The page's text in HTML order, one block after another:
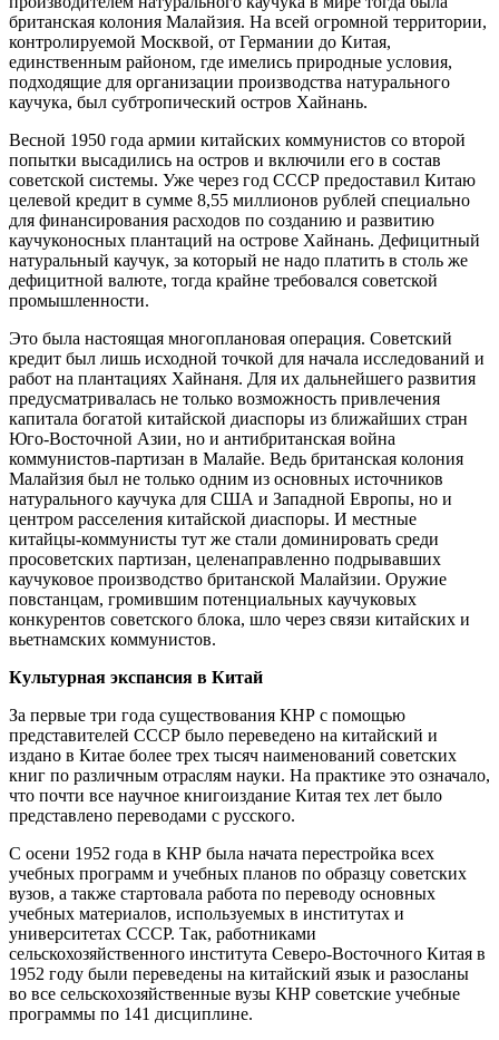
британская колония Малайзия. На всей огромной территории,
контролируемой Москвой, от Германии до Китая,
единственным районом, где имелись природные условия,
подходящие для организации производства натурального
каучука, был субтропический остров Хайнань.
Весной 1950 года армии китайских коммунистов со второй
попытки высадились на остров и включили его в состав
советской системы. Уже через год СССР предоставил Китаю
целевой кредит в сумме 8,55 миллионов рублей специально
для финансирования расходов по созданию и развитию
каучуконосных плантаций на острове Хайнань. Дефицитный
натуральный каучук, за который не надо платить в столь же
дефицитной валюте, тогда крайне требовался советской
промышленности.
Это была настоящая многоплановая операция. Советский
кредит был лишь исходной точкой для начала исследований и
работ на плантациях Хайнаня. Для их дальнейшего развития
предусматривалась не только возможность привлечения
капитала богатой китайской диаспоры из ближайших стран
Юго-Восточной Азии, но и антибританская война
коммунистов-партизан в Малайе. Ведь британская колония
Малайзия был не только одним из основных источников
натурального каучука для США и Западной Европы, но и
центром расселения китайской диаспоры. И местные
китайцы-коммунисты тут же стали доминировать среди
просоветских партизан, целенаправленно подрывавших
каучуковое производство британской Малайзии. Оружие
повстанцам, громившим потенциальных каучуковых
конкурентов советского блока, шло через связи китайских и
вьетнамских коммунистов.
Культурная экспансия в Китай
За первые три года существования КНР с помощью
представителей СССР было переведено на китайский и
издано в Китае более трех тысяч наименований советских
книг по различным отраслям науки. На практике это означало,
что почти все научное книгоиздание Китая тех лет было
представлено переводами с русского.
С осени 1952 года в КНР была начата перестройка всех
учебных программ и учебных планов по образцу советских
вузов, а также стартовала работа по переводу основных
учебных материалов, используемых в институтах и
университетах СССР. Так, работниками
сельскохозяйственного института Северо-Восточного Китая в
1952 году были переведены на китайский язык и разосланы
во все сельскохозяйственные вузы КНР советские учебные
программы по 141 дисциплине.